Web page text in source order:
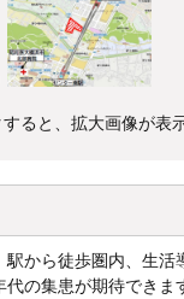
ると、拡大画像が表
駅から徒歩圏内、生活
の集患が期待できま